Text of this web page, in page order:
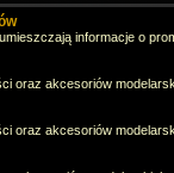
informacje o
oraz akcesoriów
oraz akcesoriów